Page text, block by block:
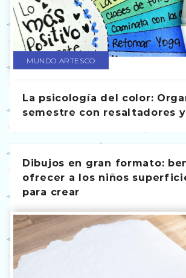
MUNDO ARTESCO
La psicología del color:
semestre con resaltadores
Dibujos en gran formato:
ofrecer a los niños
para crear